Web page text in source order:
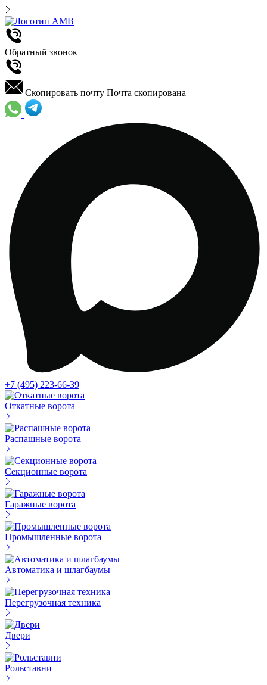
Обратный звонок
Скопировать почту Почта скопирована
+7 (495) 223-66-39
Откатные ворота
Распашные ворота
Секционные ворота
Гаражные ворота
Промышленные ворота
Автоматика и шлагбаумы
Перегрузочная техника
Двери
Рольставни